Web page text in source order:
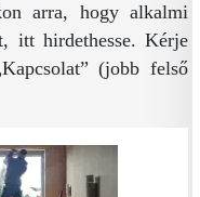
arra, hogy alkalmi
itt hirdethesse. Kérje
(jobb felső